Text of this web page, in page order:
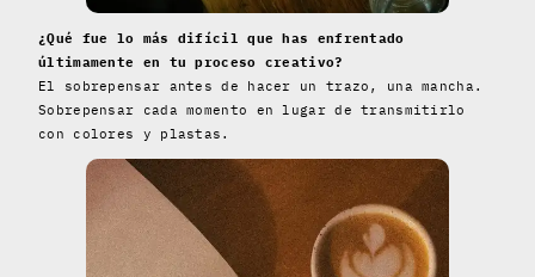
¿Qué fue lo más difícil que has enfrentado
últimamente en tu proceso creativo?
El sobrepensar antes de hacer un trazo, una mancha.
Sobrepensar cada momento en lugar de transmitirlo
con colores y plastas.